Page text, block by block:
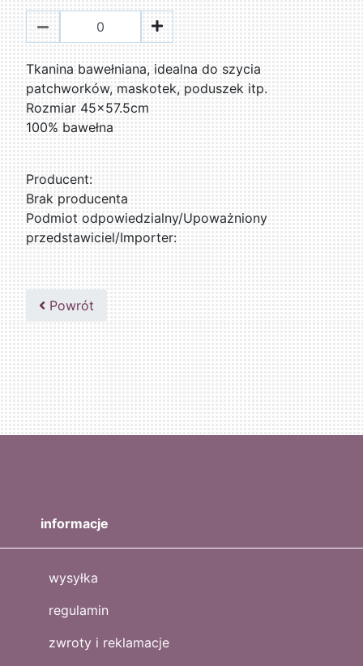
Tkanina bawełniana, idealna do szycia
patchworków, maskotek, poduszek itp.
Rozmiar 45x57.5cm
100% bawełna
Producent:
Brak producenta
Podmiot odpowiedzialny/Upoważniony
przedstawiciel/Importer:
Powrót
informacje
wysyłka
regulamin
zwroty i reklamacje